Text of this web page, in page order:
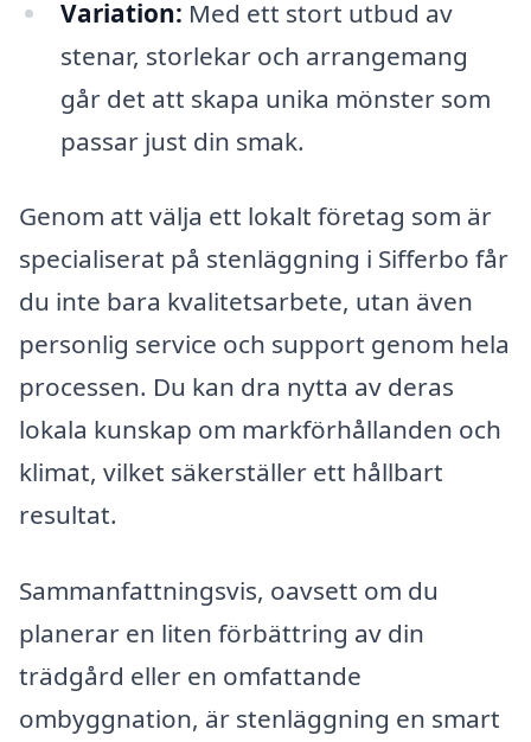
Variation: Med ett stort utbud av
stenar, storlekar och arrangemang
går det att skapa unika mönster som
passar just din smak.
Genom att välja ett lokalt företag som är
specialiserat på stenläggning i Sifferbo får
du inte bara kvalitetsarbete, utan även
personlig service och support genom hela
processen. Du kan dra nytta av deras
lokala kunskap om markförhållanden och
klimat, vilket säkerställer ett hållbart
resultat.
Sammanfattningsvis, oavsett om du
planerar en liten förbättring av din
trädgård eller en omfattande
ombyggnation, är stenläggning en smart